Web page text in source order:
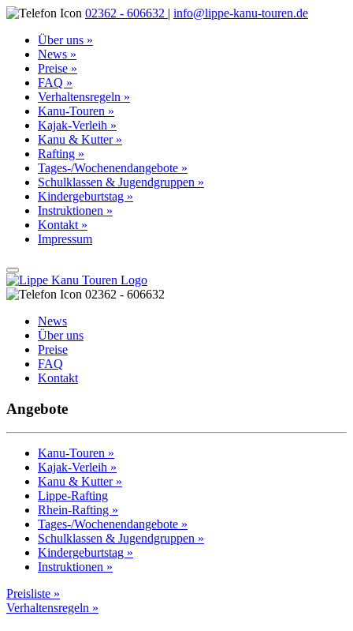
02362 - 606632 | info@lippe-kanu-touren.de
Über uns »
News »
Preise »
FAQ »
Verhaltensregeln »
Kanu-Touren »
Kajak-Verleih »
Kanu & Kutter »
Rafting »
Tages-/Wochenendangebote »
Schulklassen & Jugendgruppen »
Kindergeburtstag »
Instruktionen »
Kontakt »
Impressum
02362 - 606632
News
Über uns
Preise
FAQ
Kontakt
Angebote
Kanu-Touren »
Kajak-Verleih »
Kanu & Kutter »
Lippe-Rafting
Rhein-Rafting »
Tages-/Wochenendangebote »
Schulklassen & Jugendgruppen »
Kindergeburtstag »
Instruktionen »
Preisliste »
Verhaltensregeln »